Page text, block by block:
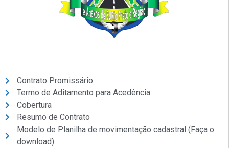
Contrato Promissário
Termo de Aditamento para Acedência
Cobertura
Resumo de Contrato
Modelo de Planilha de movimentação cadastral (Faça o
download)